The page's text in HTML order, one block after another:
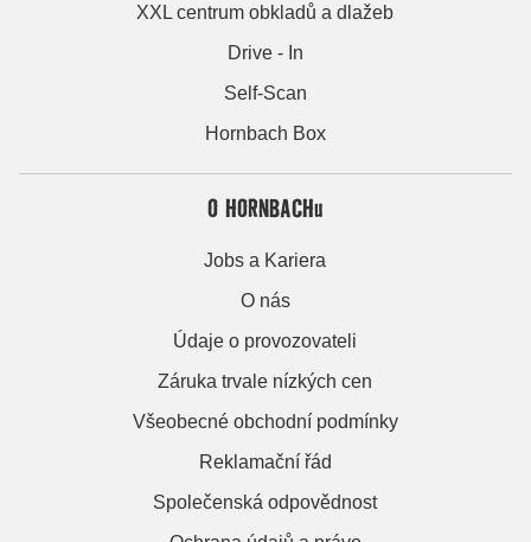
XXL centrum obkladů a dlažeb
Drive - In
Self-Scan
Hornbach Box
O HORNBACHu
Jobs a Kariera
O nás
Údaje o provozovateli
Záruka trvale nízkých cen
Všeobecné obchodní podmínky
Reklamační řád
Společenská odpovědnost